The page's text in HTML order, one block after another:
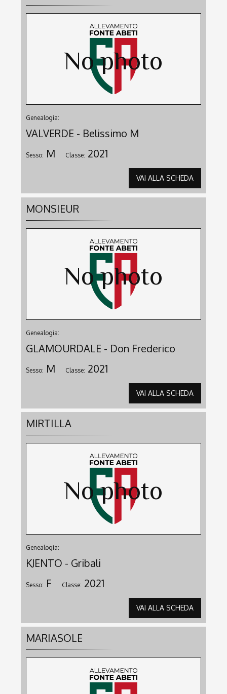
Genealogia:
VALVERDE - Belissimo M
Sesso: M Classe: 2021
VAI ALLA SCHEDA
MONSIEUR
Genealogia:
GLAMOURDALE - Don Frederico
Sesso: M Classe: 2021
VAI ALLA SCHEDA
MIRTILLA
Genealogia:
KJENTO - Gribali
Sesso: F Classe: 2021
VAI ALLA SCHEDA
MARIASOLE